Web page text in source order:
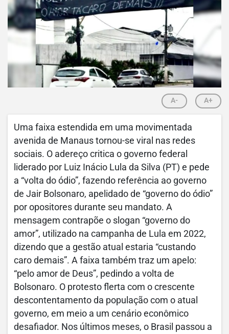
A- A+
Uma faixa estendida em uma movimentada
avenida de Manaus tornou-se viral nas redes
sociais. O adereço critica o governo federal
liderado por Luiz Inácio Lula da Silva (PT) e pede
a “volta do ódio”, fazendo referência ao governo
de Jair Bolsonaro, apelidado de “governo do ódio”
por opositores durante seu mandato. A
mensagem contrapõe o slogan “governo do
amor”, utilizado na campanha de Lula em 2022,
dizendo que a gestão atual estaria “custando
caro demais”. A faixa também traz um apelo:
“pelo amor de Deus”, pedindo a volta de
Bolsonaro. O protesto flerta com o crescente
descontentamento da população com o atual
governo, em meio a um cenário econômico
desafiador. Nos últimos meses, o Brasil passou a